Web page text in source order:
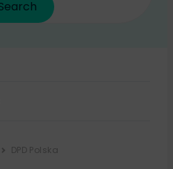
DPD Polska